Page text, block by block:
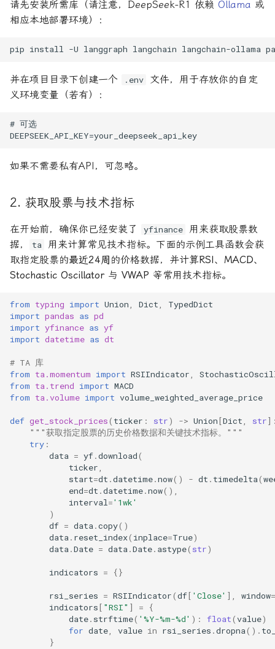
请先安装所需库（请注意，DeepSeek-R1 依赖 Ollama 或
相应本地部署环境）：
pip install -U langgraph langchain langchain-ollama
并在项目目录下创建一个 .env
文件，用于存放你的自定
义环境变量（若有）：
# 可选
如果不需要私有API，可忽略。
2. 获取股票与技术指标
在开始前，确保你已经安装了 yfinance
用来获取股票数
据，
ta
用来计算常见技术指标。下面的示例工具函数会获
取指定股票的最近24周 的价格数据，并计算RSI、 MACD、
Stochastic Oscillator 与 VWAP 等常用技术指标。
from typing import Union, Dict,
TypedDict
import pandas as pd
import yfinance as yf
import datetime as dt
# TA 库
from ta.momentum import RSIIndicator,
from ta.trend import MACD
from ta.volume import volume_weighted_average_price
def get_stock_prices( ticker : str) -> Union [Dict, str
"""获取指定股票的历史价格数据和关键技术指标。"""
try :
data = yf.download(
ticker,
start=dt .datetime.now() - dt . timedelta(
end=dt .datetime.now(),
interval='1wk'
)
df = data.copy()
data. reset_index( inplace=True)
data.Date = data.Date. astype( str)
indicators = {}
rsi_series = RSIIndicator(df [ 'Close' ], window=
indicators [ "RSI" ] =
{
date. strftime( '%Y-%m-%d' ): float(value)
for date, value in rsi_series .dropna() .
}